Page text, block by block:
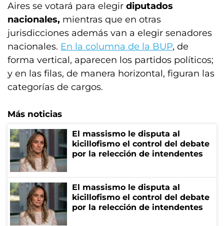
Aires se votará para elegir diputados
nacionales, mientras que en otras
jurisdicciones además van a elegir senadores
nacionales. En la columna de la BUP, de
forma vertical, aparecen los partidos políticos;
y en las filas, de manera horizontal, figuran las
categorías de cargos.
Más noticias
El massismo le disputa al
kicillofismo el control del debate
por la relección de intendentes
El massismo le disputa al
kicillofismo el control del debate
por la relección de intendentes